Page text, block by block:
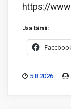
https://
Jaa tämä:
5.8.2026